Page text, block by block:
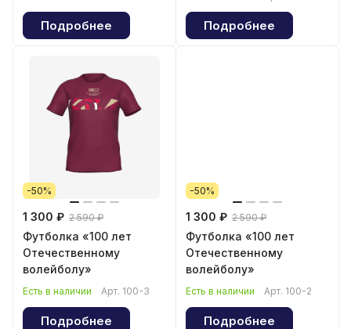
Подробнее Подробнее
-50%
1 300 ₽ 2 590 ₽
Футболка «100 лет
Отечественному
волейболу»
Есть в наличии Арт. 100-3
Подробнее
-50%
1 300 ₽ 2 590 ₽
Футболка «100 лет
Отечественному
волейболу»
Есть в наличии Арт. 100-2
Подробнее